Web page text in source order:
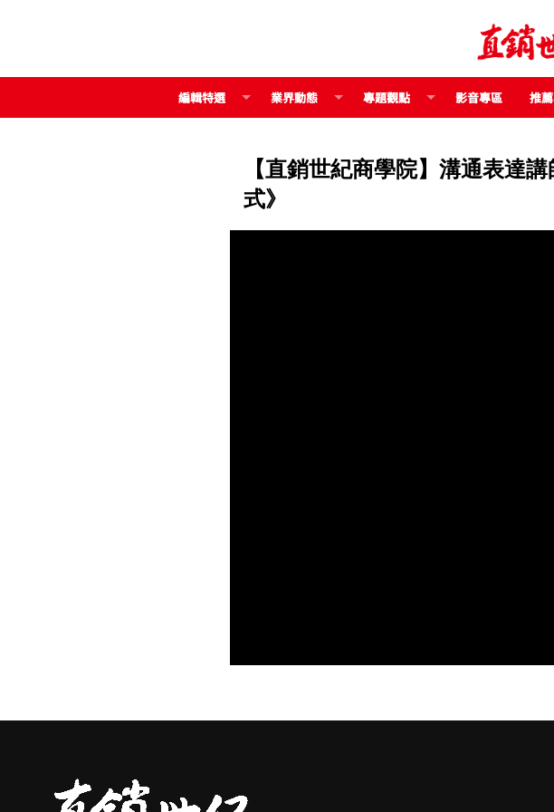
編輯特選 業界動態 專題觀點 影音專區 推
【直銷世紀商學院】溝通表達
式》